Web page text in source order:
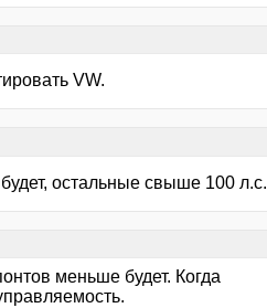
VW.
остальные свыше 100 л.с.
меньше будет. Когда